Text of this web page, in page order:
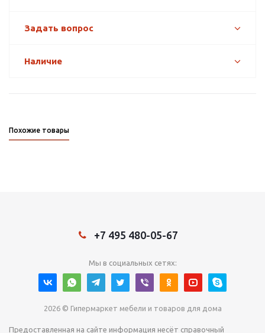
Задать вопрос
Наличие
Похожие товары
+7 495 480-05-67
Мы в социальных сетях:
2026 © Гипермаркет мебели и товаров для дома
Предоставленная на сайте информация несёт справочный